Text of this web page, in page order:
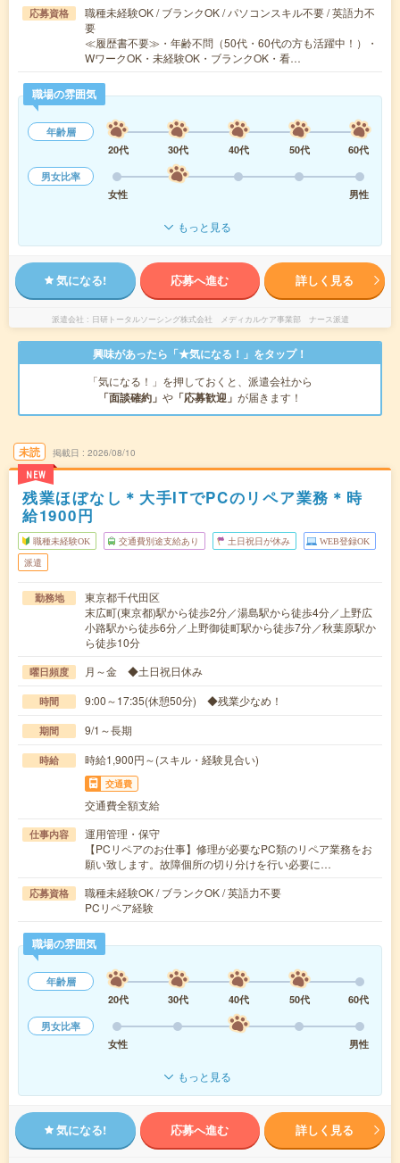
応募資格
職種未経験OK / ブランクOK / パソコンスキル不要 / 英語力不
要
≪履歴書不要≫・年齢不問（50代・60代の方も活躍中！）・
WワークOK・未経験OK・ブランクOK・看…
職場の雰囲気
年齢層
20代
30代 40代 50代
60代
男女比率
女性
男性
もっと見る
気になる! 応募へ進む 詳しく見る
派遣会社 日研トータルソーシング株式会社 メディカルケア事業部 ナース派遣
興味があったら「★気になる！」をタップ！
「気になる！」を押しておくと、派遣会社から
「面談確約」 や 「応募歓迎」 が届きます！
未読
NEW
掲載日 2026/08/10
残業ほぼなし＊大手ITでPCのリペア業務＊時
給1900円
職種未経験OK 交通費別途支給あり 土日祝日が休み WEB登録OK
派遣
勤務地
東京都千代田区
末広町(東京都)駅から徒歩2分／湯島駅から徒歩4分／上野広
小路駅から徒歩6分／上野御徒町駅から徒歩7分／秋葉原駅か
ら徒歩10分
曜日頻度 月～金 ◆土日祝日休み
時間 9:00～17:35(休憩50分) ◆残業少なめ！
期間 9/1～長期
時給 時給1,900円～(スキル・経験見合い)
交通費
交通費全額支給
仕事内容
運用管理・保守
【PCリペアのお仕事】修理が必要なPC類のリペア業務をお
願い致します。故障個所の切り分けを行い必要に…
応募資格
職種未経験OK / ブランクOK / 英語力不要
PCリペア経験
職場の雰囲気
年齢層
20代
30代 40代 50代
60代
男女比率
女性
男性
もっと見る
気になる! 応募へ進む 詳しく見る